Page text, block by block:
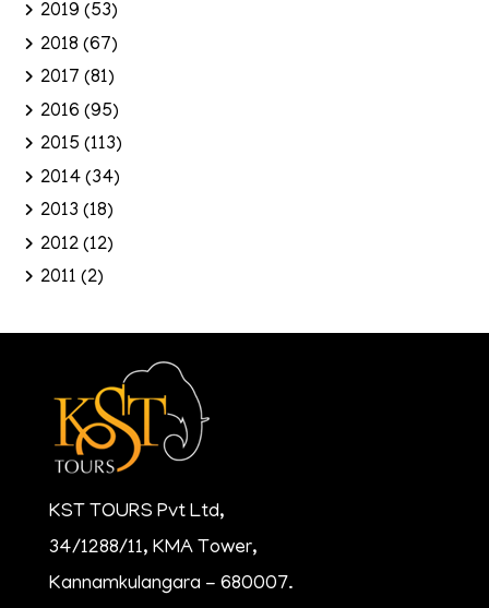
2019 (53)
2018 (67)
2017 (81)
2016 (95)
2015 (113)
2014 (34)
2013 (18)
2012 (12)
2011 (2)
KST TOURS Pvt Ltd,
34/1288/11, KMA Tower,
Kannamkulangara - 680007.